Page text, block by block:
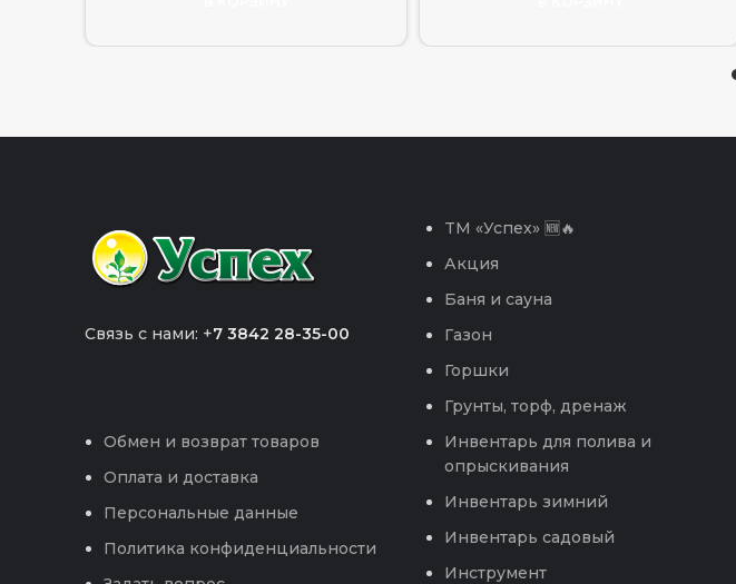
Связь с нами: +7 3842 28-35-00
Обмен и возврат товаров
Оплата и доставка
Персональные данные
Политика конфиденциальности
TM «Успех» 🆕🔥
Акция
Баня и сауна
Газон
Горшки
Грунты, торф, дренаж
Инвентарь для полива и
опрыскивания
Инвентарь зимний
Инвентарь садовый
Инструмент